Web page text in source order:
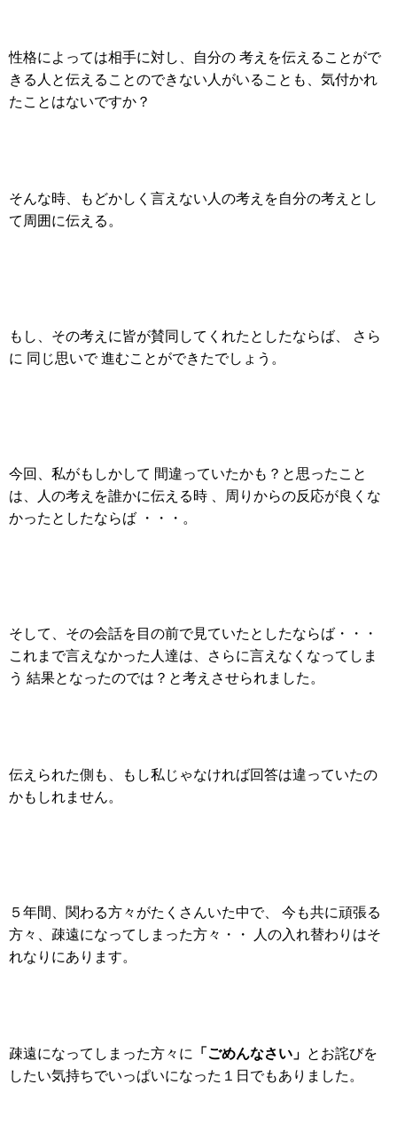
性格によっては相手に対し、自分の 考えを伝えることがで
きる人と伝えることのできない人がいることも、気付かれ
たことはないですか？
そんな時、もどかしく言えない人の考えを自分の考えとし
て周囲に伝える。
もし、その考えに皆が賛同してくれたとしたならば、 さら
に 同じ思いで 進むことができたでしょう。
今回、私がもしかして 間違っていたかも？と思ったこと
は、人の考えを誰かに伝える時 、周りからの反応が良くな
かったとしたならば ・・・。
そして、その会話を目の前で見ていたとしたならば・・・
これまで言えなかった人達は、さらに言えなくなってしま
う 結果となったのでは？と考えさせられました。
伝えられた側も、もし私じゃなければ回答は違っていたの
かもしれません。
５年間、関わる方々がたくさんいた中で、 今も共に頑張る
方々、疎遠になってしまった方々・・ 人の入れ替わりはそ
れなりにあります。
疎遠になってしまった方々に 「ごめんなさい」 とお詫びを
したい気持ちでいっぱいになった１日でもありました。